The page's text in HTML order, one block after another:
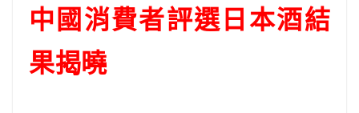
中國消費者評選日本酒結
果揭曉